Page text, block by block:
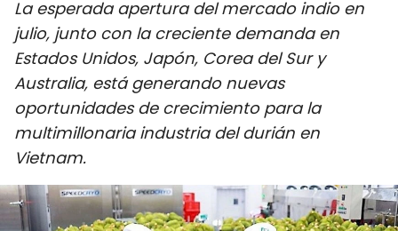
SOCIEDAD
SALUD - MEDIO AMBIENTE
CULTURA - ENTRETENIMIENTO
INTERNACIONAL
DEPORTES
La esperada apertura del mercado indio en
julio, junto con la creciente demanda en
Estados Unidos, Japón, Corea del Sur y
Australia, está generando nuevas
oportunidades de crecimiento para la
multimillonaria industria del durián en
Vietnam.